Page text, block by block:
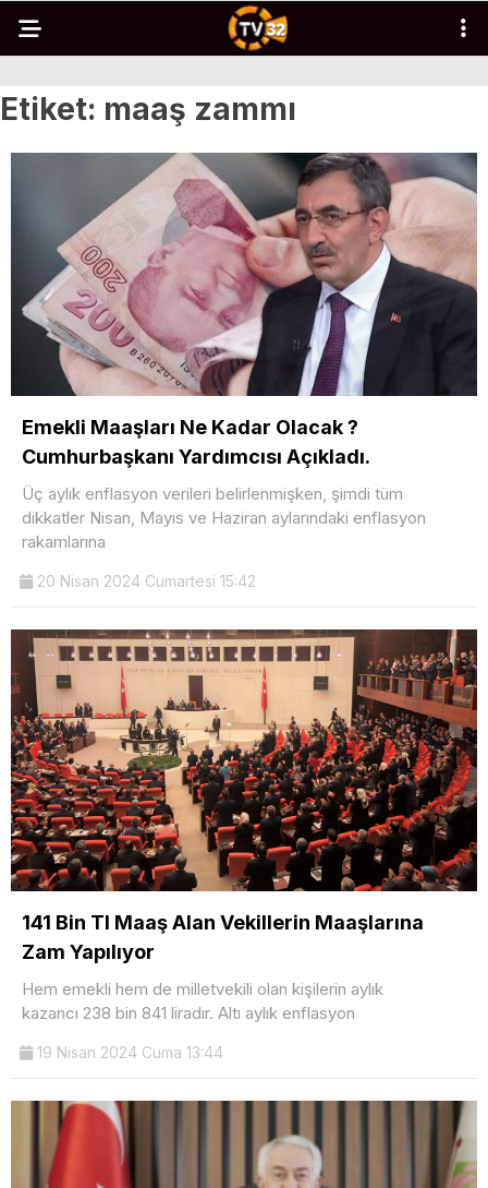
Etiket: maaş zammı
Emekli Maaşları Ne Kadar Olacak ?
Cumhurbaşkanı Yardımcısı Açıkladı.
Üç aylık enflasyon verileri belirlenmişken, şimdi tüm
dikkatler Nisan, Mayıs ve Haziran aylarındaki enflasyon
rakamlarına
20 Nisan 2024 Cumartesi 15:42
141 Bin Tl Maaş Alan Vekillerin Maaşlarına
Zam Yapılıyor
Hem emekli hem de milletvekili olan kişilerin aylık
kazancı 238 bin 841 liradır. Altı aylık enflasyon
19 Nisan 2024 Cuma 13:44